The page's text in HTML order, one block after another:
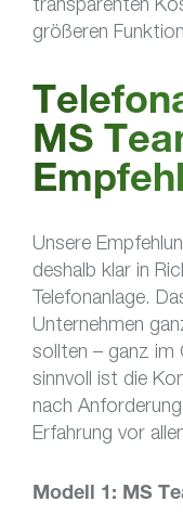
größeren
MS
Unsere
deshalb klar in
Telefonanlage.
Unternehmen
sollten – ganz im
sinnvoll ist die
nach
Erfahrung vor
Modell 1: MS